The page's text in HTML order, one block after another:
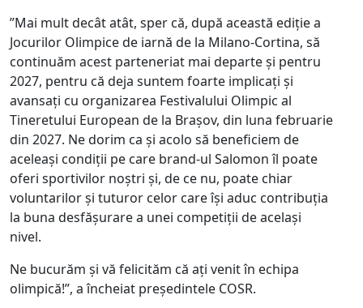
”Mai mult decât atât, sper că, după această ediție a
Jocurilor Olimpice de iarnă de la Milano-Cortina, să
continuăm acest parteneriat mai departe și pentru
2027, pentru că deja suntem foarte implicați și
avansați cu organizarea Festivalului Olimpic al
Tineretului European de la Brașov, din luna februarie
din 2027. Ne dorim ca și acolo să beneficiem de
aceleași condiții pe care brand-ul Salomon îl poate
oferi sportivilor noștri și, de ce nu, poate chiar
voluntarilor și tuturor celor care își aduc contribuția
la buna desfășurare a unei competiții de același
nivel.
Ne bucurăm și vă felicităm că ați venit în echipa
olimpică!”, a încheiat președintele COSR.